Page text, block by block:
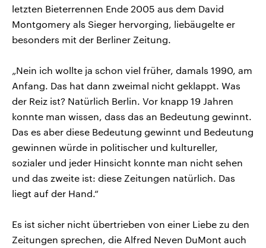
letzten Bieterrennen Ende 2005 aus dem David
Montgomery als Sieger hervorging, liebäugelte er
besonders mit der Berliner Zeitung.
„Nein ich wollte ja schon viel früher, damals 1990, am
Anfang. Das hat dann zweimal nicht geklappt. Was
der Reiz ist? Natürlich Berlin. Vor knapp 19 Jahren
konnte man wissen, dass das an Bedeutung gewinnt.
Das es aber diese Bedeutung gewinnt und Bedeutung
gewinnen würde in politischer und kultureller,
sozialer und jeder Hinsicht konnte man nicht sehen
und das zweite ist: diese Zeitungen natürlich. Das
liegt auf der Hand.“
Es ist sicher nicht übertrieben von einer Liebe zu den
Zeitungen sprechen, die Alfred Neven DuMont auch